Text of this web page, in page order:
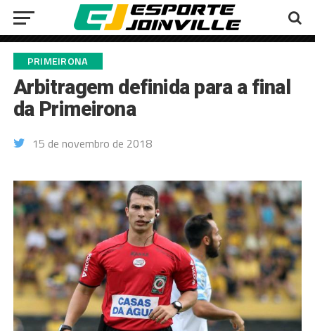
PRIMEIRONA
Arbitragem definida para a final
da Primeirona
15 de novembro de 2018